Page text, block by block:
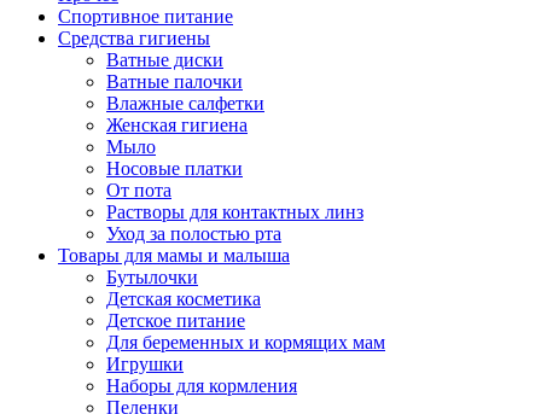
Спортивное питание
Средства гигиены
Ватные диски
Ватные палочки
Влажные салфетки
Женская гигиена
Мыло
Носовые платки
От пота
Растворы для контактных линз
Уход за полостью рта
Товары для мамы и малыша
Бутылочки
Детская косметика
Детское питание
Для беременных и кормящих мам
Игрушки
Наборы для кормления
Пеленки